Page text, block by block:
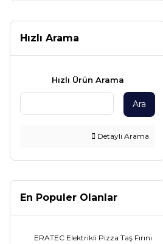
Hızlı Arama
Hızlı Ürün Arama
Ara
Detaylı Arama
En Populer Olanlar
ERATEC Elektrikli Pizza Taş Fırını